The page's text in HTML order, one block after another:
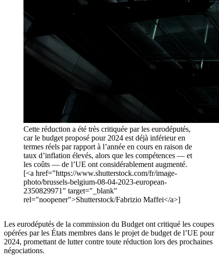
Cette réduction a été très critiquée par les eurodéputés,
car le budget proposé pour 2024 est déjà inférieur en
termes réels par rapport à l’année en cours en raison de
taux d’inflation élevés, alors que les compétences — et
les coûts — de l’UE ont considérablement augmenté.
[<a href="https://www.shutterstock.com/fr/image-
photo/brussels-belgium-08-04-2023-european-
2350829971" target="_blank"
rel="noopener">Shutterstock/Fabrizio Maffei</a>]
Les eurodéputés de la commission du Budget ont critiqué les coupes
opérées par les États membres dans le projet de budget de l’UE pour
2024, promettant de lutter contre toute réduction lors des prochaines
négociations.